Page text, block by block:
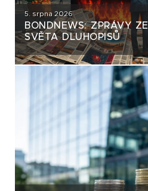
5. srpna 2026
BONDNEWS: ZPRÁVY ZE
SVĚTA DLUHOPISŮ